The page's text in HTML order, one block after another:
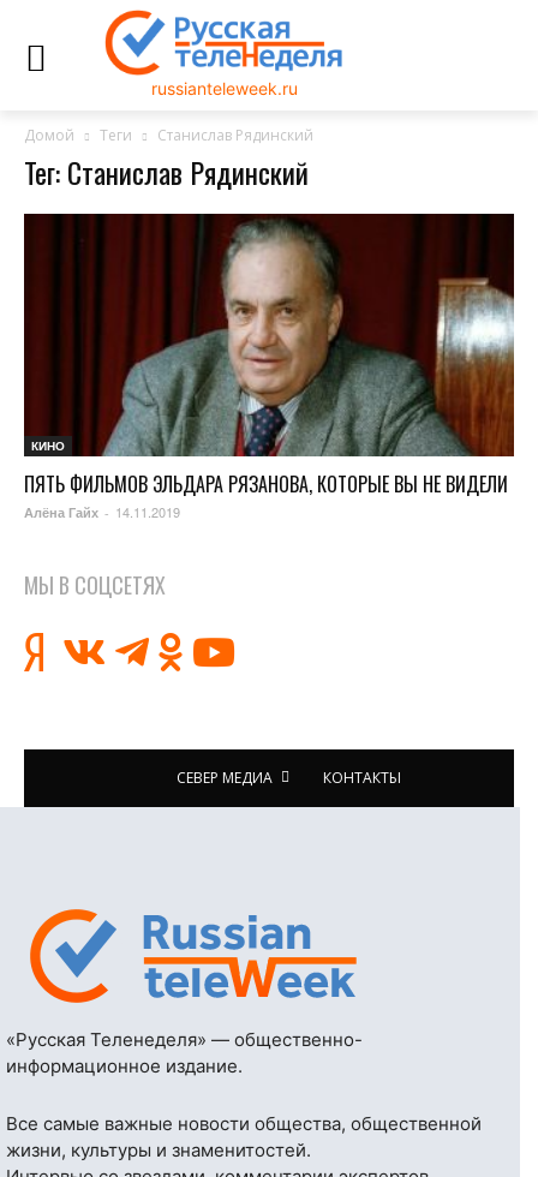
russianteleweek.ru
Домой Теги Станислав Рядинский
Тег: Станислав Рядинский
КИНО
ПЯТЬ ФИЛЬМОВ ЭЛЬДАРА РЯЗАНОВА, КОТОРЫЕ ВЫ НЕ ВИДЕЛИ
Алёна Гайх - 14.11.2019
МЫ В СОЦСЕТЯХ
СЕВЕР МЕДИА КОНТАКТЫ
«Русская Теленеделя» — общественно-
информационное издание.
Все самые важные новости общества, общественной
жизни, культуры и знаменитостей.